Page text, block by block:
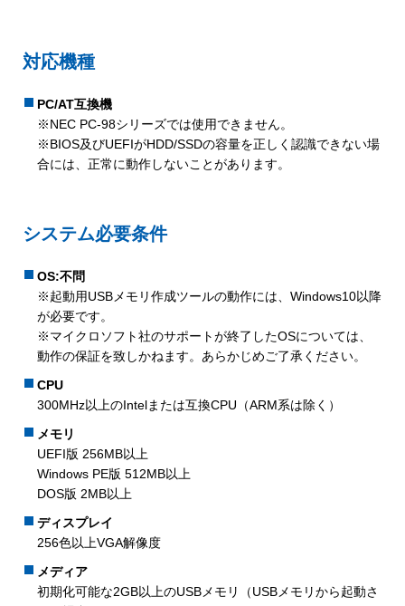
対応機種
PC/AT互換機
※NEC PC-98シリーズでは使用できません。
※BIOS及びUEFIがHDD/SSDの容量を正しく認識できない場
合には、正常に動作しないことがあります。
システム必要条件
OS:不問
※起動用USBメモリ作成ツールの動作には、Windows10以降
が必要です。
※マイクロソフト社のサポートが終了したOSについては、
動作の保証を致しかねます。あらかじめご了承ください。
CPU
300MHz以上のIntelまたは互換CPU（ARM系は除く）
メモリ
UEFI版 256MB以上
Windows PE版 512MB以上
DOS版 2MB以上
ディスプレイ
256色以上VGA解像度
メディア
初期化可能な2GB以上のUSBメモリ（USBメモリから起動さ